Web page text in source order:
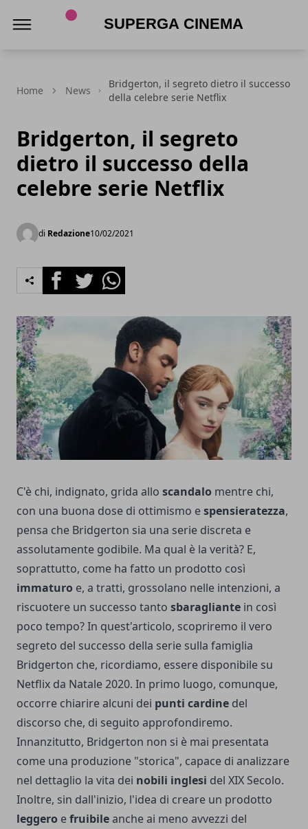
Home News
Bridgerton, il segreto dietro il successo
della celebre serie Netflix
Bridgerton, il segreto
dietro il successo della
celebre serie Netflix
di Redazione10/02/2021
FacebookTwitterWhatsapp
C'è chi, indignato, grida allo scandalo mentre chi,
con una buona dose di ottimismo espensieratezza,
pensa che Bridgerton sia una serie discreta e
assolutamente godibile. Ma qual è la verità? E,
soprattutto, come ha fatto un prodotto così
immaturo e, a tratti, grossolano nelle intenzioni, a
riscuotere un successo tanto sbaragliante in così
poco tempo? In quest'articolo, scopriremo il vero
segreto del successo della serie sulla famiglia
Bridgerton che, ricordiamo, essere disponibile su
Netflix da Natale 2020. In primo luogo, comunque,
occorre chiarire alcuni dei punti cardine del
discorso che, di seguito approfondiremo.
Innanzitutto, Bridgerton non si è mai presentata
come una produzione "storica", capace di analizzare
nel dettaglio la vita dei nobili inglesi del XIX Secolo.
Inoltre, sin dall'inizio, l'idea di creare un prodotto
leggero efruibileanche ai meno avvezzi del